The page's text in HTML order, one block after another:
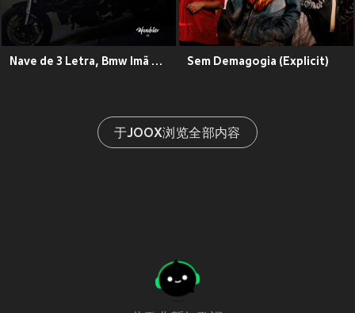
Nave de 3 Letra, Bmw Imã de Bct - Ktm (Explicit) Sem Demagogia (Explicit)
于JOOX浏览全部内容